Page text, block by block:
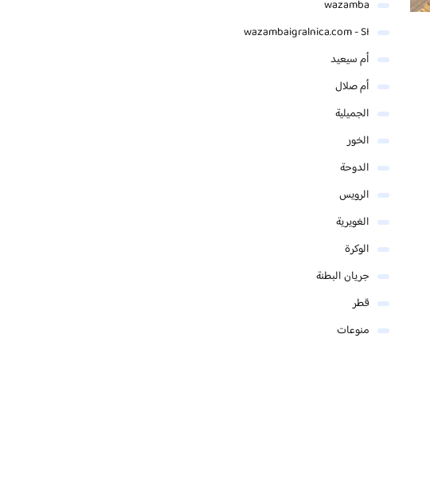
wazamba
wazambaigralnica.com - SI
أم سيعيد
أم صلال
الجميلية
الخور
الدوحة
الرويس
الغويرية
الوكرة
جريان البطنة
قطر
منوعات